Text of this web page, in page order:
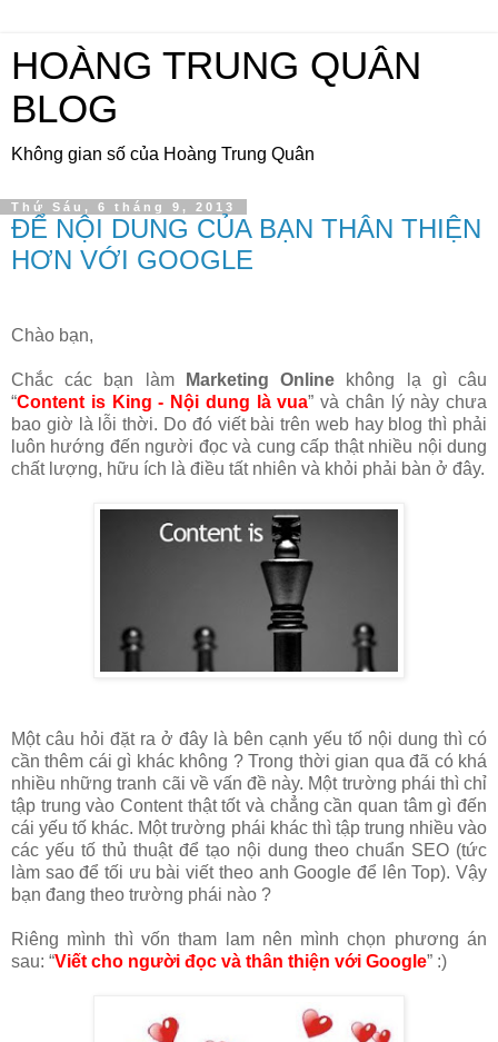
HOÀNG TRUNG QUÂN
BLOG
Không gian số của Hoàng Trung Quân
Thứ Sáu, 6 tháng 9, 2013
ĐỂ NỘI DUNG CỦA BẠN THÂN THIỆN
HƠN VỚI GOOGLE
Chào bạn,
Chắc các bạn làm Marketing Online không lạ gì câu
“Content is King - Nội dung là vua” và chân lý này chưa
bao giờ là lỗi thời. Do đó viết bài trên web hay blog thì phải
luôn hướng đến người đọc và cung cấp thật nhiều nội dung
chất lượng, hữu ích là điều tất nhiên và khỏi phải bàn ở đây.
Một câu hỏi đặt ra ở đây là bên cạnh yếu tố nội dung thì có
cần thêm cái gì khác không ? Trong thời gian qua đã có khá
nhiều những tranh cãi về vấn đề này. Một trường phái thì chỉ
tập trung vào Content thật tốt và chẳng cần quan tâm gì đến
cái yếu tố khác. Một trường phái khác thì tập trung nhiều vào
các yếu tố thủ thuật để tạo nội dung theo chuẩn SEO (tức
làm sao để tối ưu bài viết theo anh Google để lên Top). Vậy
bạn đang theo trường phái nào ?
Riêng mình thì vốn tham lam nên mình chọn phương án
sau: “Viết cho người đọc và thân thiện với Google” :)